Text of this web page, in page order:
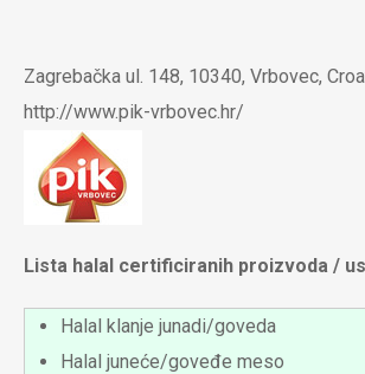
glavni
sadržaj
Zagrebačka ul. 148, 10340, Vrbovec,
http://www.pik-vrbovec.hr/
Lista halal certificiranih proizvoda /
Halal klanje junadi/goveda
Halal juneće/goveđe meso